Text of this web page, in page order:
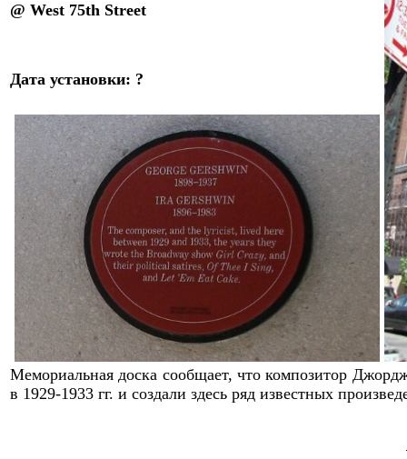
@ West 75th Street
Дата установки: ?
Мемориальная доска сообщает,что композитор
в 1929-1933 гг. и создали здесь ряд известных